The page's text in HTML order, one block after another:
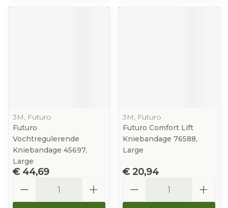
3M, Futuro
Futuro
Vochtregulerende
Kniebandage 45697,
Large
€ 44,69
3M, Futuro
Futuro Comfort Lift
Kniebandage 76588,
Large
€ 20,94